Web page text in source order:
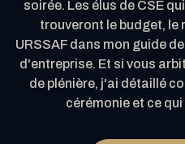
soirée. Les élus de CSE
trouveront le budget, le
URSSAF dans mon guide
d'entreprise. Et si vous
de plénière, j'ai détaillé
cérémonieet ce qui